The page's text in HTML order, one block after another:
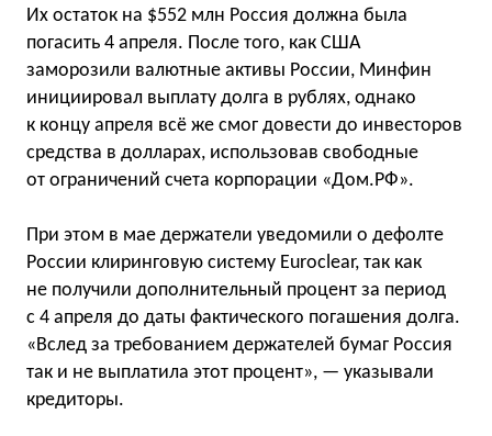
Их остаток на $552 млн Россия должна была
погасить 4 апреля. После того, как США
заморозили валютные активы России, Минфин
инициировал выплату долга в рублях, однако
к концу апреля всё же смог довести до инвесторов
средства в долларах, использовав свободные
от ограничений счета корпорации «Дом.РФ».
При этом в мае держатели уведомили о дефолте
России клиринговую систему Euroclear, так как
не получили дополнительный процент за период
с 4 апреля до даты фактического погашения долга.
«Вслед за требованием держателей бумаг Россия
так и не выплатила этот процент», — указывали
кредиторы.